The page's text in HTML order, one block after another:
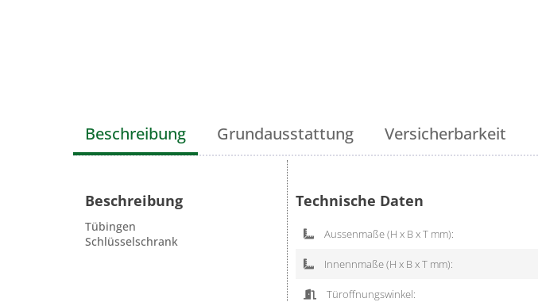
Beschreibung Grundausstattung Versicherbarkeit
Beschreibung
Tübingen
Schlüsselschrank
Technische Daten
Aussenmaße (H x B x T mm):
Innennmaße (H x B x T mm):
Türoffnungswinkel: